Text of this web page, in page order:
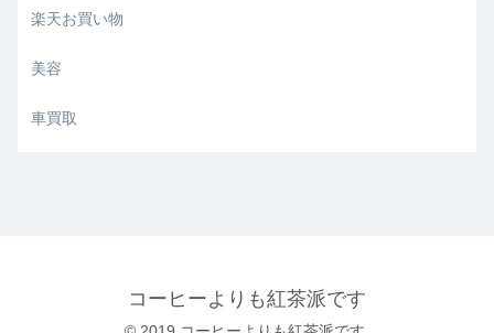
楽天お買い物
美容
車買取
コーヒーよりも紅茶派です